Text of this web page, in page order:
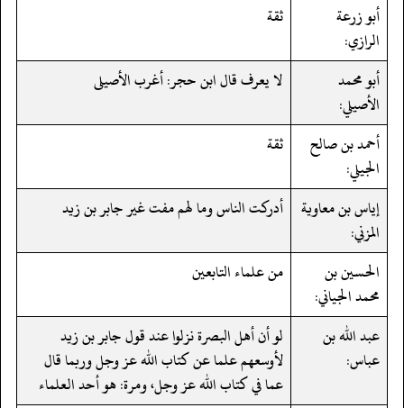
أبو زرعة
الرازي:
ثقة
أبو محمد
الأصيلي:
لا يعرف قال ابن حجر: أغرب الأصيلى
أحمد بن صالح
الجيلي:
ثقة
إياس بن معاوية
المزني:
أدركت الناس وما لهم مفت غير جابر بن زيد
الحسين بن
محمد الجياني:
من علماء التابعين
عبد الله بن
عباس:
لو أن أهل البصرة نزلوا عند قول جابر بن زيد
لأوسعهم علما عن كتاب الله عز وجل وربما قال
عما في كتاب الله عز وجل، ومرة: هو أحد العلماء